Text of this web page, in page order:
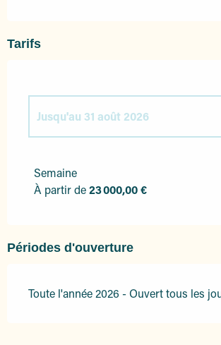
Tarifs
Du1 avril 2026au30 juin 2026
Jusqu'au 31 août 2026
2026
Semaine
À partir de23 000,00 €
Périodes d'ouverture
Toute l'année 2026 - Ouvert tous les